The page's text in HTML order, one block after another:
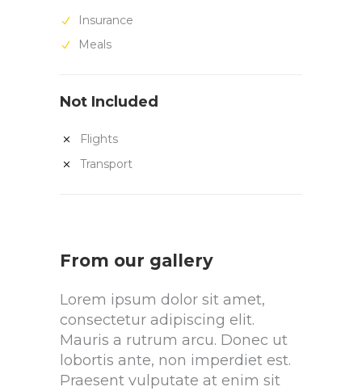
Insurance
Meals
Not Included
Flights
Transport
From our gallery
Lorem ipsum dolor sit amet,
consectetur adipiscing elit.
Mauris a rutrum arcu. Donec ut
lobortis ante, non imperdiet est.
Praesent vulputate at enim sit